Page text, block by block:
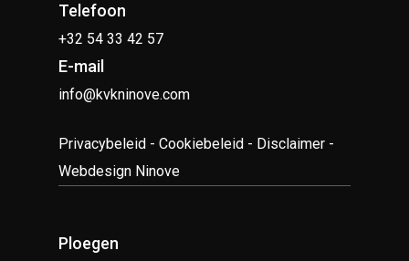
Telefoon
+32 54 33 42 57
E-mail
info@kvkninove.com
Privacybeleid -Cookiebeleid - Disclaimer -
Webdesign Ninove
Ploegen